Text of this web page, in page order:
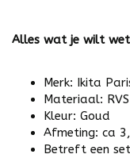
Alles wat je wilt
Merk: Ikita
Materiaal:
Kleur: Goud
Afmeting: ca
Betreft een